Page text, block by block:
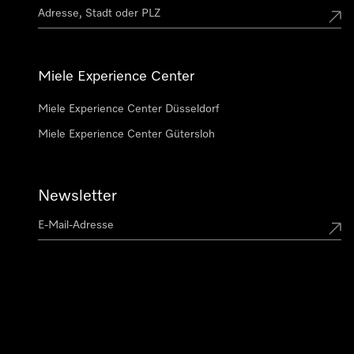
Miele Experience Center
Miele Experience Center Düsseldorf
Miele Experience Center Gütersloh
Newsletter